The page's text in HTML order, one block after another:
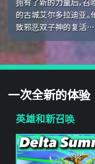
的古城艾尔多拉迪亚
致邪恶双子神的复活
一次全新的体验
英雄和新召唤